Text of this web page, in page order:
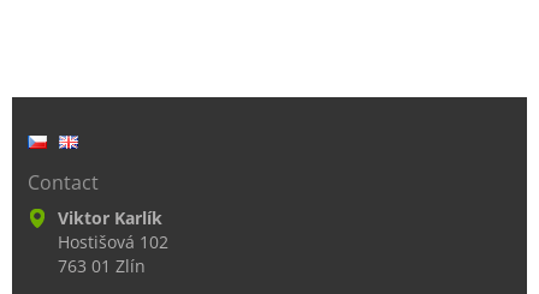
Contact
Viktor Karlík
Hostišová 102
763 01 Zlín